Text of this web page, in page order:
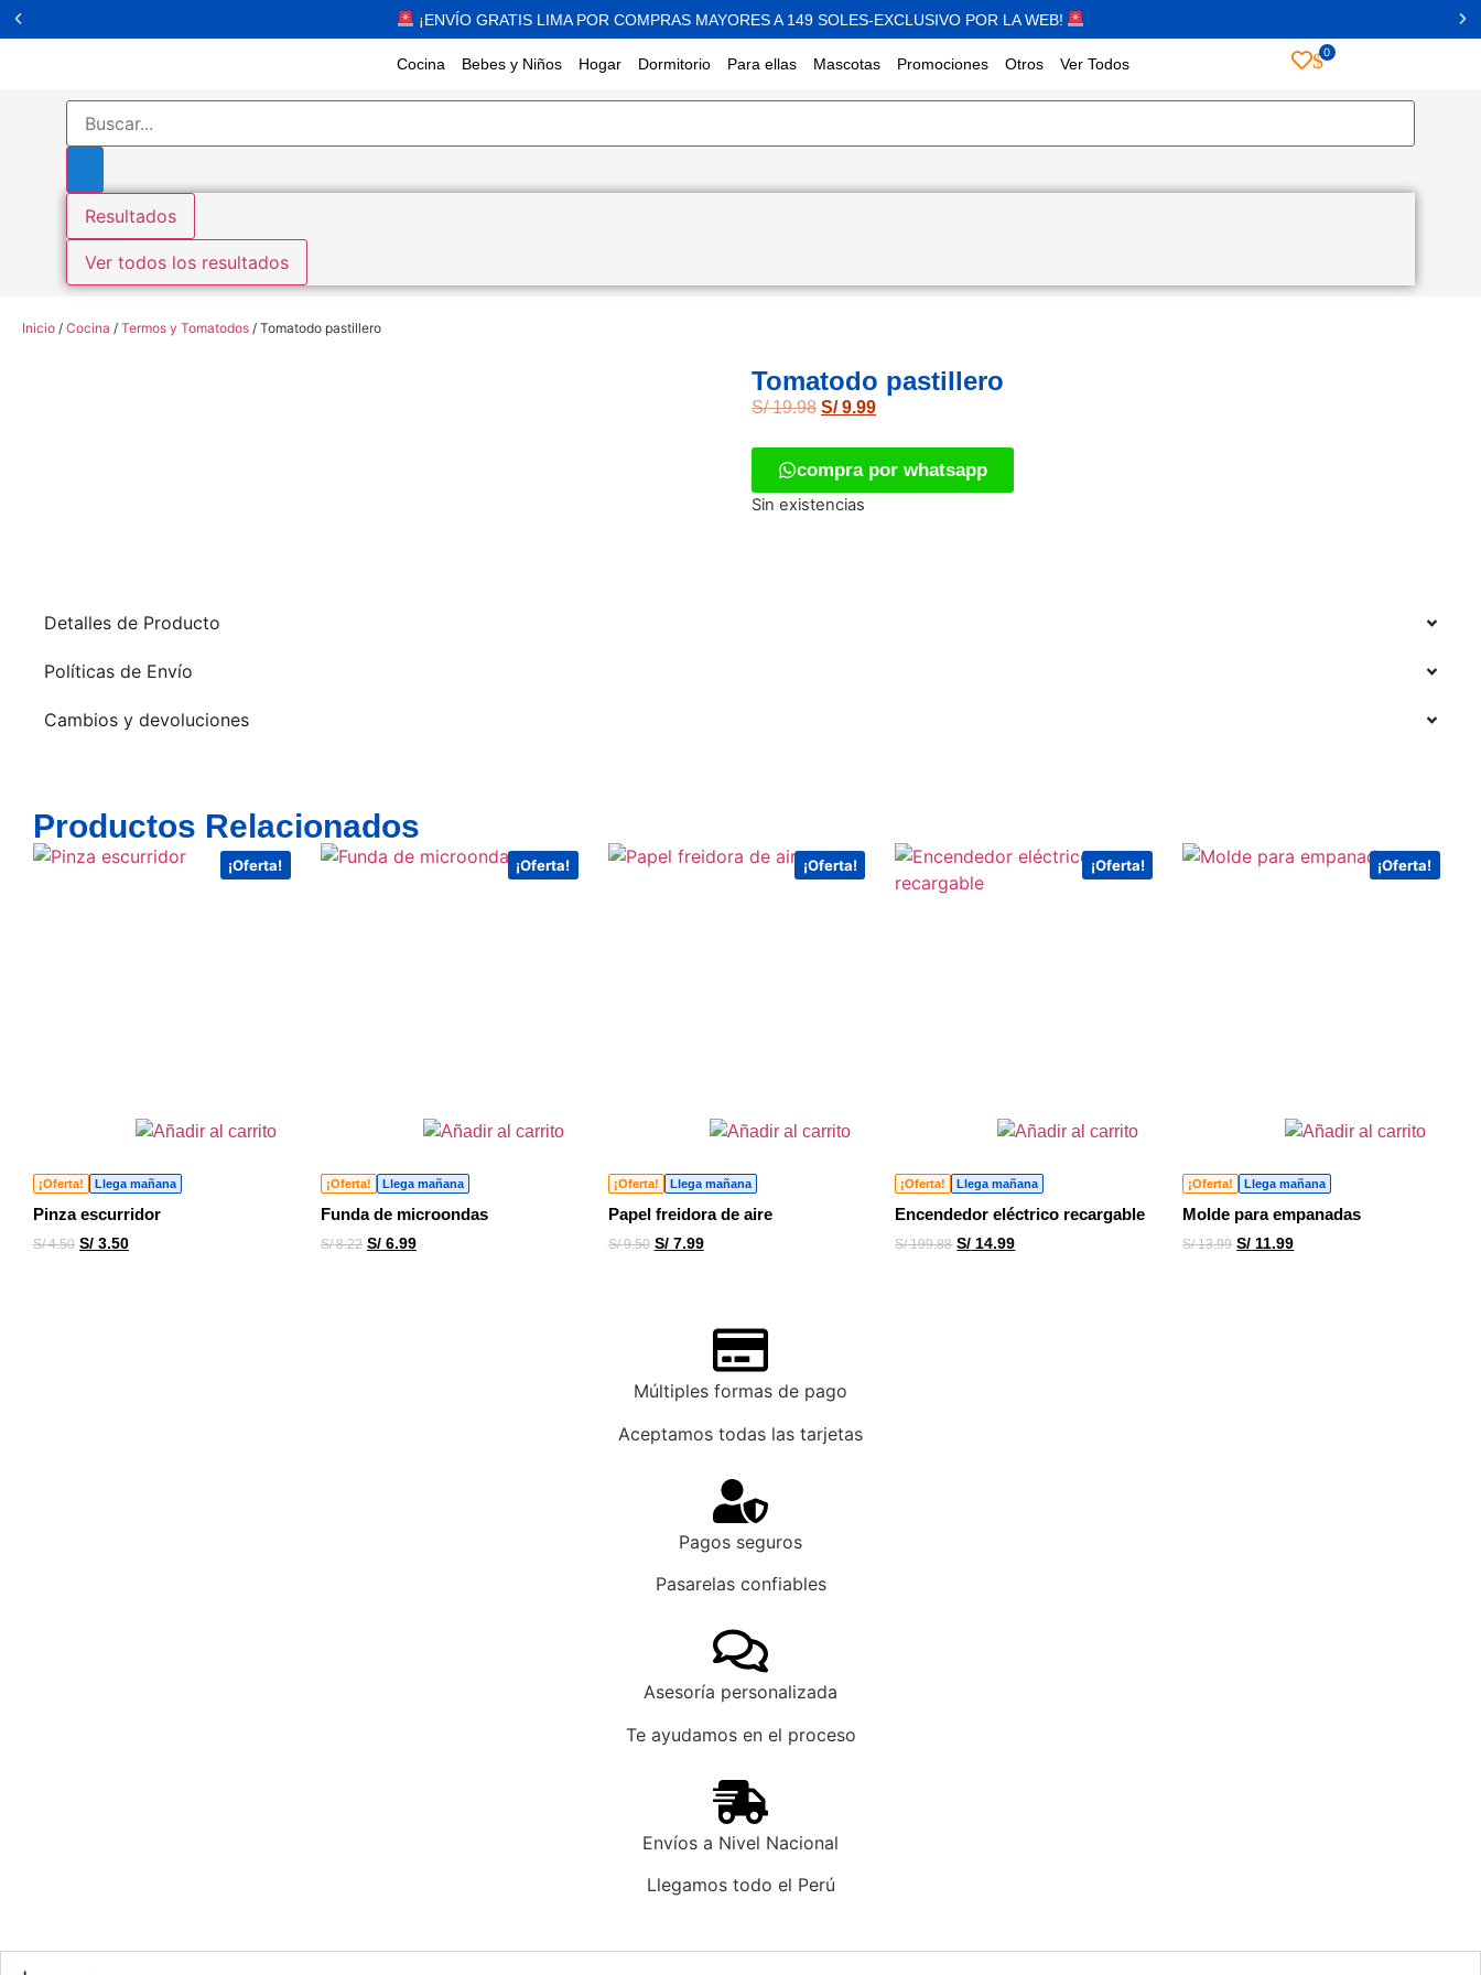
¡ENVÍO GRATIS LIMA POR COMPRAS MAYORES A 149 SOLES-EXCLUSIVO POR LA WEB!
Cocina Bebes y Niños Hogar Dormitorio Para ellas Mascotas Promociones Otros Ver Todos
0
Resultados
Ver todos los resultados
Inicio / Cocina / Termos y Tomatodos / Tomatodo pastillero
Tomatodo pastillero
S/19.98 S/9.99
compra por whatsapp
Sin existencias
Detalles de Producto
Políticas de Envío
Cambios y devoluciones
Productos Relacionados
¡Oferta! Llega mañana
¡Oferta!
Pinza escurridor
S/4.50 S/ 3.50
¡Oferta! Llega mañana
¡Oferta!
Funda de microondas
S/8.22 S/6.99
¡Oferta! Llega mañana
¡Oferta!
Papel freidora de aire
S/9.50 S/7.99
¡Oferta! Llega mañana
¡Oferta!
Encendedor eléctrico recargable
S/199.88 S/ 14.99
¡Oferta! Llega mañana
¡Oferta!
Molde para empanadas
S/13.99 S/ 11.99
Múltiples formas de pago
Aceptamos todas las tarjetas
Pagos seguros
Pasarelas confiables
Asesoría personalizada
Te ayudamos en el proceso
Envíos a Nivel Nacional
Llegamos todo el Perú